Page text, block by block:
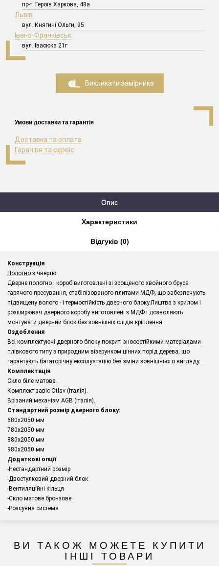
пр-т. Героїв Харкова, 48а
Львів
вул. Княгині Ольги, 95
Івано-Франківськ
вул. Івасюка 21г
Викликати замірника
Умови доставки та гарантія
Доставка та оплата
Гарантія та сервіс
Опис
Характеристики
Відгуків (0)
Конструкція
Полотно з чвертю.
Дверне полотно і короб виготовлені зі зрощеного хвойного бруса
гарячого пресування, стабілізованого плитами МДФ, що забезпечують
підвищену волого - і термостійкість дверного блоку.Лиштва з крилом і
розширювач дверного коробу виготовлені з МДФ і дозволяють
монтувати дверний блок без зовнішніх слідів кріплення.
Оздоблення
Всі комплектуючі дверного блоку покриті зносостійкими матеріалами
плівкового типу з природним візерунком цінних порід дерева, що
гарантують багаторічну експлуатацію без зміни зовнішнього вигляду.
Комплектація
Скло біле матове.
Комплект завіс Otlav (Італія).
Врізаний механізм AGB (Італія).
Стандартний розмір дверного блоку:
680x2050 мм
780х2050 мм
880х2050 мм
980х2050 мм
Додаткові опції
-Нестандартний розмір
-Двостулковий дверний блок
-Вентиляційні кільця
-Скло матове бронзове
-Розсувна система
ВИ ТАКОЖ МОЖЕТЕ КУПИТИ
ІНШІ ТОВАРИ